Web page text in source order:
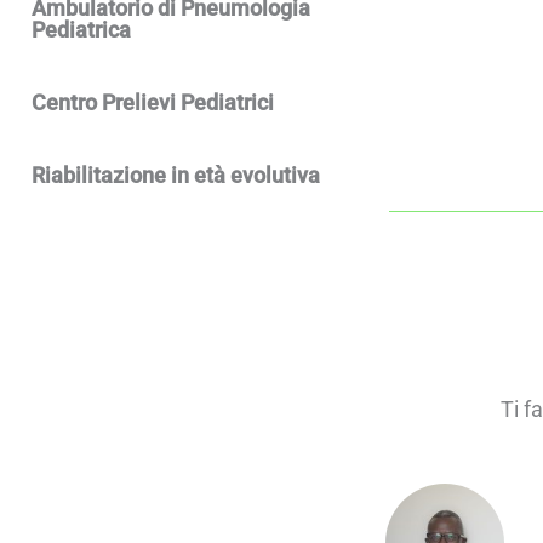
Ambulatorio di Pneumologia
Pediatrica
Centro Prelievi Pediatrici
Riabilitazione in età evolutiva
Ti